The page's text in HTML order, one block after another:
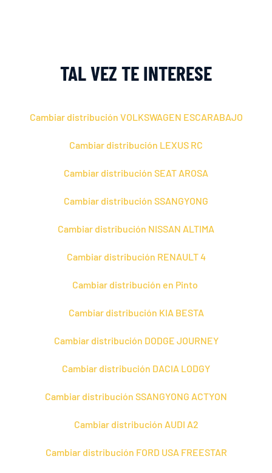
TAL VEZ TE INTERESE
Cambiar distribución VOLKSWAGEN ESCARABAJO
Cambiar distribución LEXUS RC
Cambiar distribución SEAT AROSA
Cambiar distribución SSANGYONG
Cambiar distribución NISSAN ALTIMA
Cambiar distribución RENAULT 4
Cambiar distribución en Pinto
Cambiar distribución KIA BESTA
Cambiar distribución DODGE JOURNEY
Cambiar distribución DACIA LODGY
Cambiar distribución SSANGYONG ACTYON
Cambiar distribución AUDI A2
Cambiar distribución FORD USA FREESTAR